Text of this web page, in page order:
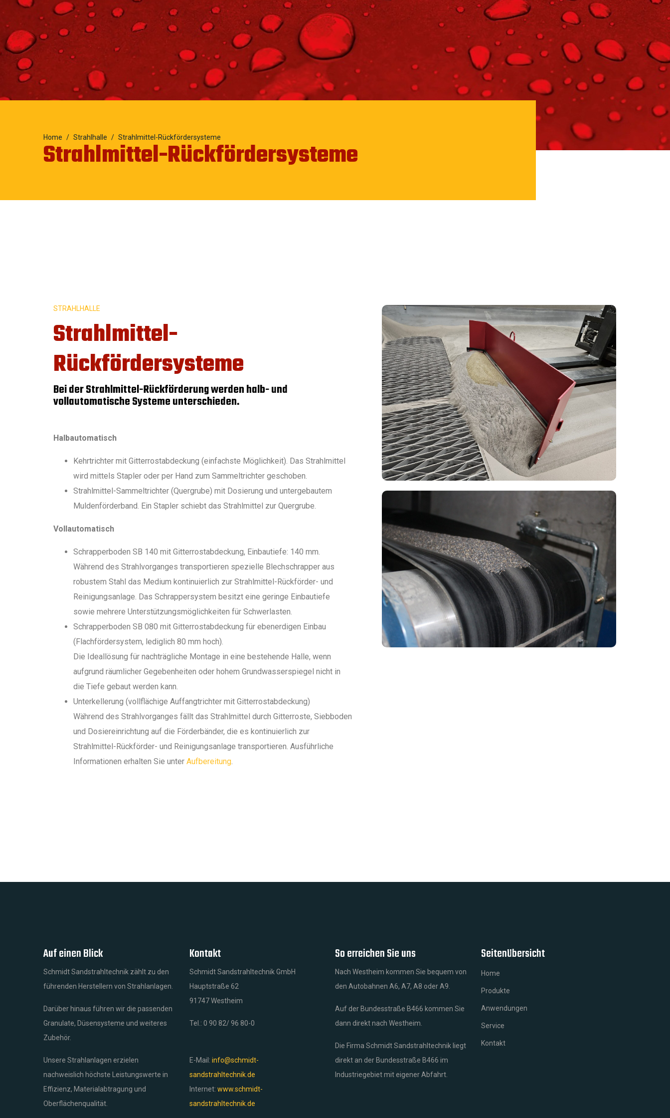
Home Strahlhalle Strahlmittel-Rückfördersysteme
Strahlmittel-Rückfördersysteme
STRAHLHALLE
Strahlmittel-
Rückfördersysteme
Bei der Strahlmittel-Rückförderung werden halb- und
vollautomatische Systeme unterschieden.
Halbautomatisch
Kehrtrichter mit Gitterrostabdeckung (einfachste Möglichkeit). Das Strahlmittel
wird mittels Stapler oder per Hand zum Sammeltrichter geschoben.
Strahlmittel-Sammeltrichter (Quergrube) mit Dosierung und untergebautem
Muldenförderband. Ein Stapler schiebt das Strahlmittel zur Quergrube.
Vollautomatisch
Schrapperboden SB 140 mit Gitterrostabdeckung, Einbautiefe: 140 mm.
Während des Strahlvorganges transportieren spezielle Blechschrapper aus
robustem Stahl das Medium kontinuierlich zur Strahlmittel-Rückförder- und
Reinigungsanlage. Das Schrappersystem besitzt eine geringe Einbautiefe
sowie mehrere Unterstützungsmöglichkeiten für Schwerlasten.
Schrapperboden SB 080 mit Gitterrostabdeckung für ebenerdigen Einbau
(Flachfördersystem, lediglich 80 mm hoch).
Die Ideallösung für nachträgliche Montage in eine bestehende Halle, wenn
aufgrund räumlicher Gegebenheiten oder hohem Grundwasserspiegel nicht in
die Tiefe gebaut werden kann.
Unterkellerung (vollflächige Auffangtrichter mit Gitterrostabdeckung)
Während des Strahlvorganges fällt das Strahlmittel durch Gitterroste, Siebboden
und Dosiereinrichtung auf die Förderbänder, die es kontinuierlich zur
Strahlmittel-Rückförder- und Reinigungsanlage transportieren. Ausführliche
Informationen erhalten Sie unter Aufbereitung.
Auf einen Blick
Schmidt Sandstrahltechnik zählt zu den
führenden Herstellern von Strahlanlagen.
Darüber hinaus führen wir die passenden
Granulate, Düsensysteme und weiteres
Zubehör.
Unsere Strahlanlagen erzielen
nachweislich höchste Leistungswerte in
Effizienz, Materialabtragung und
Oberflächenqualität.
Kontakt
Schmidt Sandstrahltechnik GmbH
Hauptstraße 62
91747 Westheim
Tel.: 0 90 82/ 96 80-0
E-Mail: info@schmidt-
sandstrahltechnik.de
Internet: www.schmidt-
sandstrahltechnik.de
So erreichen Sie uns
Nach Westheim kommen Sie bequem von
den Autobahnen A6, A7, A8 oder A9.
Auf der Bundesstraße B466 kommen Sie
dann direkt nach Westheim.
Die Firma Schmidt Sandstrahltechnik liegt
direkt an der Bundesstraße B466 im
Industriegebiet mit eigener Abfahrt.
Seitenübersicht
Home
Produkte
Anwendungen
Service
Kontakt